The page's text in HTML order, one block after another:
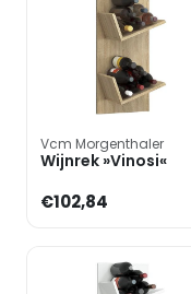
Vcm Morgenthaler
Wijnrek »Vinosi«
€102,84